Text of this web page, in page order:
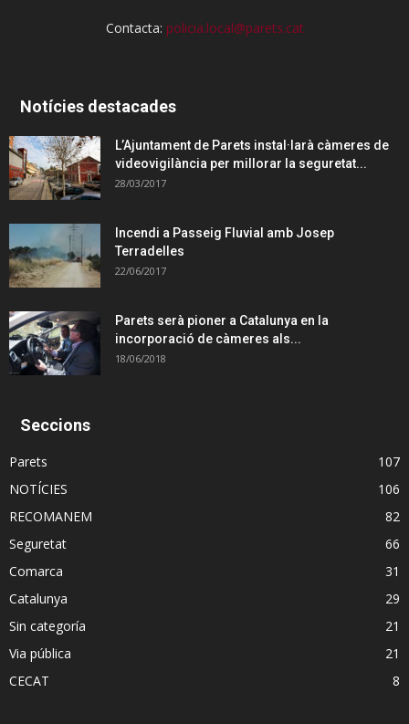
Contacta: policia.local@parets.cat
Notícies destacades
L’Ajuntament de Parets instal·larà càmeres de
videovigilància per millorar la seguretat...
28/03/2017
Incendi a Passeig Fluvial amb Josep
Terradelles
22/06/2017
Parets serà pioner a Catalunya en la
incorporació de càmeres als...
18/06/2018
Seccions
Parets
107
NOTÍCIES
106
RECOMANEM
82
Seguretat
66
Comarca
31
Catalunya
29
Sin categoría
21
Via pública
21
CECAT
8